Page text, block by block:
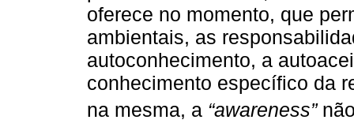
oferece no momento, que
ambientais, as
autoconhecimento, a
conhecimento específico da
na mesma, a “awareness”